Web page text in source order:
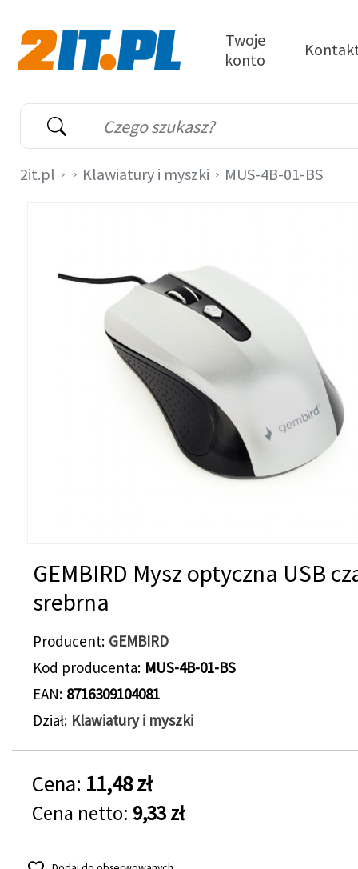
Wyszukiwarka
Słowo kluczowe
Twoje
konto
2it.pl Klawiatury i myszki MUS-4B-01-BS
GEMBIRD Mysz optyczna USB
srebrna
Producent GEMBIRD
Kod producenta MUS-4B-01-BS
EAN 8716309104081
Dział Klawiatury i myszki
Cena: 11,48 zł
Cena netto: 9,33 zł